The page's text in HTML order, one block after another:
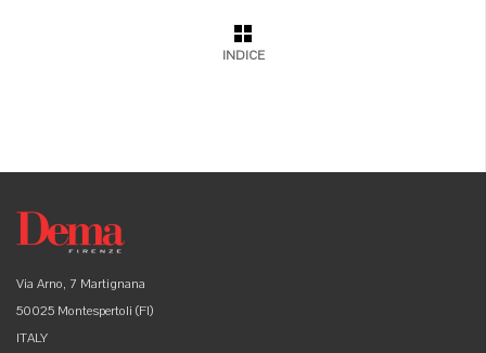
INDICE
Via Arno, 7 Martignana
50025 Montespertoli (FI)
ITALY